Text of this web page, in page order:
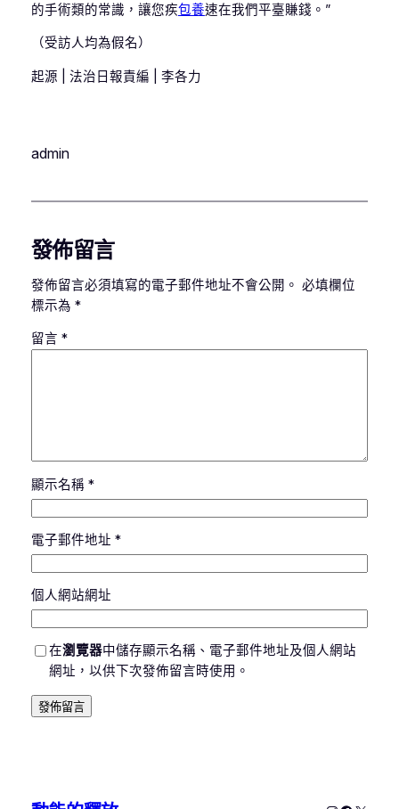
的手術類的常識，讓您疾包養速在我們平臺賺錢。”
（受訪人均為假名）
起源 | 法治日報責編 | 李各力
admin
發佈留言
發佈留言必須填寫的電子郵件地址不會公開。 必填欄位
標示為 *
留言 *
顯示名稱 *
電子郵件地址 *
個人網站網址
在瀏覽器中儲存顯示名稱、電子郵件地址及個人網站
網址，以供下次發佈留言時使用。